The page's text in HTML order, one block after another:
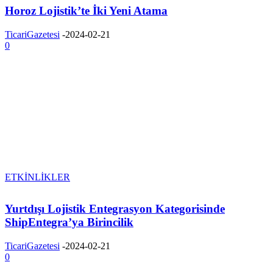
Horoz Lojistik’te İki Yeni Atama
TicariGazetesi -2024-02-21
0
ETKİNLİKLER
Yurtdışı Lojistik Entegrasyon Kategorisinde
ShipEntegra’ya Birincilik
TicariGazetesi -2024-02-21
0